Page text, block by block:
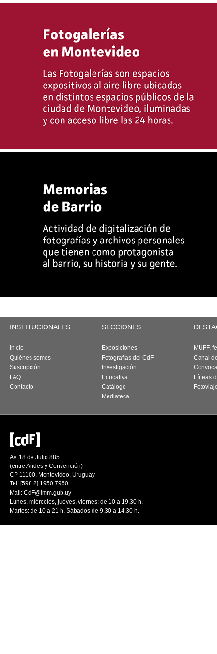
INSTITUCIONALES SECCIONES
Inicio
Quiénes somos
Suscripción
FAQ
Contacto
Exposiciones
Fotografías del CdF
Investigación
Educativa
Catálogo
Mediateca
MUFF,
Canal
Líneas
Av. 18 de Julio 885
(entre Andes y Convención)
CP 11100. Montevideo. Uruguay
Tel: [598 2] 1950 7960
Mail: CdF@imm.gub.uy
Lunes, miércoles, jueves, viernes: de 10 a 19.30 h.
Martes: de 10 a 21 h. Sábados de 9.30 a 14.30 h.